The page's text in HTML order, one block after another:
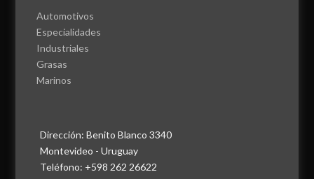
Automotivos
Especialidades
Industriales
Grasas
Marinos
Dirección: Benito Blanco 3340
Montevideo - Uruguay
Teléfono: +598 262 26622